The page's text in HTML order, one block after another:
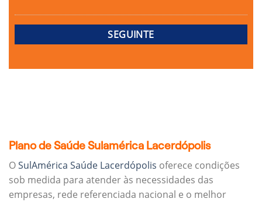
Plano de Saúde Sulamérica Lacerdópolis
OSulAmérica Saúde Lacerdópolis oferece condições
sob medida para atender às necessidades das
empresas, rede referenciada nacional e o melhor